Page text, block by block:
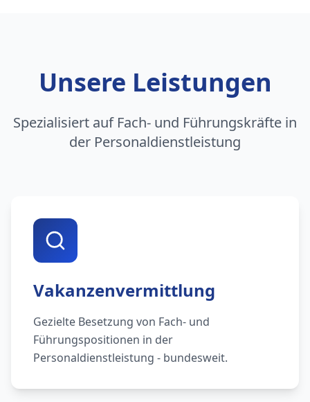
Unsere Leistungen
Spezialisiert auf Fach- und Führungskräfte in
der Personaldienstleistung
Vakanzenvermittlung
Gezielte Besetzung von Fach- und
Führungspositionen in der
Personaldienstleistung - bundesweit.